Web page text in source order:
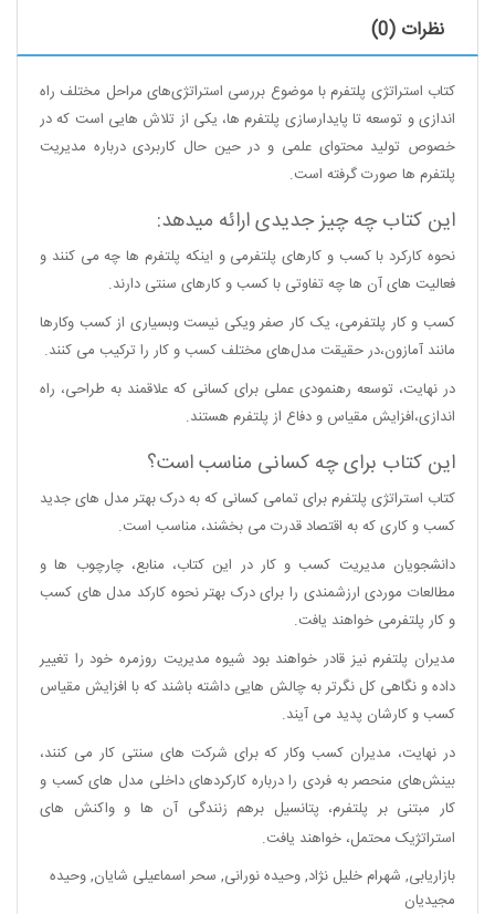
نظرات (0)
کتاب استراتژی پلتفرم با موضوع بررسی استراتژی‌های مراحل مختلف راه
اندازی و توسعه تا پایدارسازی پلتفرم ها، یکی از تلاش هایی است که در
خصوص تولید محتوای علمی و در حین حال کاربردی درباره مدیریت
پلتفرم ها صورت گرفته است.
این کتاب چه چیز جدیدی ارائه میدهد:
نحوه کارکرد با کسب و کارهای پلتفرمی و اینکه پلتفرم ها چه می کنند و
فعالیت های آن ها چه تفاوتی با کسب و کارهای سنتی دارند.
کسب و کار پلتفرمی، یک کار صفر ویکی نیست وبسیاری از کسب وکارها
مانند آمازون،‌در حقیقت مدل‌های مختلف کسب و کار را ترکیب می کنند.
در نهایت، توسعه رهنمودی عملی برای کسانی که علاقمند به طراحی، راه
اندازی،‌افزایش مقیاس و دفاع از پلتفرم هستند.
این کتاب برای چه کسانی مناسب است؟
کتاب استراتژی پلتفرم برای تمامی کسانی که به درک بهتر مدل های جدید
کسب و کاری که به اقتصاد قدرت می بخشند، مناسب است.
دانشجویان مدیریت کسب و کار در این کتاب، منابع، چارچوب ها و
مطالعات موردی ارزشمندی را برای درک بهتر نحوه کارکد مدل های کسب
و کار پلتفرمی خواهند یافت.
مدیران پلتفرم نیز قادر خواهند بود شیوه مدیریت روزمره خود را تغییر
داده و نگاهی کل نگرتر به چالش هایی داشته باشند که با افزایش مقیاس
کسب و کارشان پدید می آیند.
در نهایت، مدیران کسب وکار که برای شرکت های سنتی کار می کنند،
بینش‌های منحصر به فردی را درباره کارکردهای داخلی مدل های کسب و
کار مبتنی بر پلتفرم، پتانسیل برهم زنندگی آن ها و واکنش های
استراتژیک محتمل، خواهند یافت.
بازاریابی, شهرام خلیل نژاد,وحیده نورانی, سحر اسماعیلی شایان,وحیده
مجیدیان